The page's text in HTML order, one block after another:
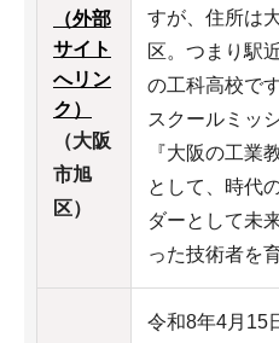
（外部
サイト
へリン
ク）
（大阪
市旭
区）
すが、住所は
区。つまり駅
の工科高校です
スクールミッ
『大阪の工業
として、時代
ダーとして未
った技術者を
令和8年4月15